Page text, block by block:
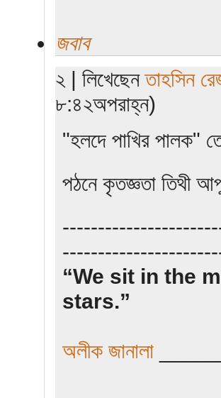
জবাব
২ | লিখেছেনতাহসিন
৮:৪২অপরাহ্ন)
"হলদে পাখির পালক"
পঠনে কৃতজ্ঞতা তিথী
“We sit in the
stars.”
অলীক জানালা